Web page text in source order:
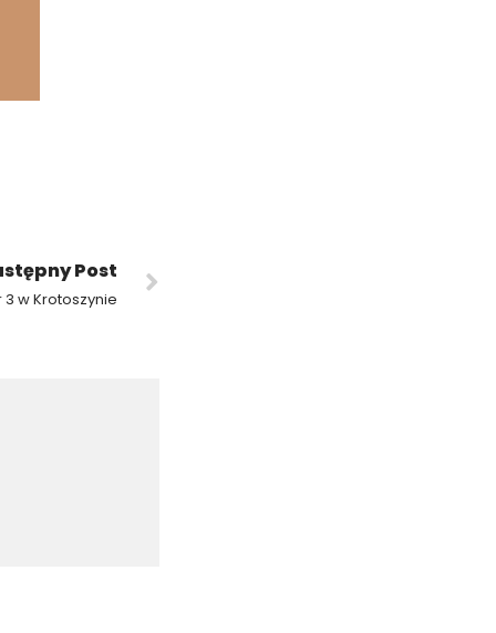
Post
3 w Krotoszynie